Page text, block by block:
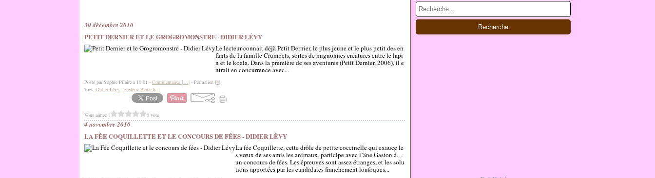
30 décembre 2010
PETIT DERNIER ET LE GROGROMONSTRE - DIDIER LÉVY
Le lecteur connait déjà Petit Dernier, le plus jeune et le plus petit des en
fants de la famille Crumpets, sortes de mignonnes créatures entre le lapi
n et le koala. Dans la première de ses aventures (Petit Dernier, 2006), il e
ntrait en concurrence avec...
Posté par Sophie Pilaire à 10:01 - Commentaires […] - Permalien [#]
Tags: Didier Lévy, Frédéric Benaglia
Vous aimez ? 0 vote
4 novembre 2010
LA FÉE COQUILLETTE ET LE CONCOURS DE FÉES - DIDIER LÉVY
La fée Coquillette, cette drôle de petite coccinelle qui exauce le
s vœux de ses amis les animaux, participe avec l’âne Gaston à…
un concours de fées. Les épreuves sont assez étranges, et les solu
tions apportées par les candidates franchement loufoques...